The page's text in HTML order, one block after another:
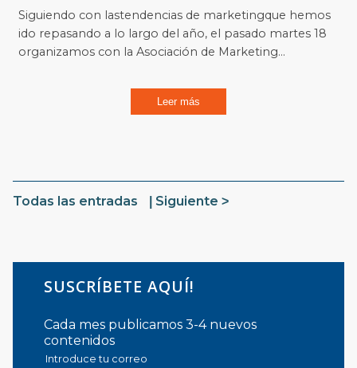
Siguiendo con lastendencias de marketingque hemos
ido repasando a lo largo del año, el pasado martes 18
organizamos con la Asociación de Marketing...
Leer más
Todas las entradas Siguiente
SUSCRÍBETE AQUÍ!
Cada mes publicamos 3-4 nuevos
contenidos
Introduce tu correo